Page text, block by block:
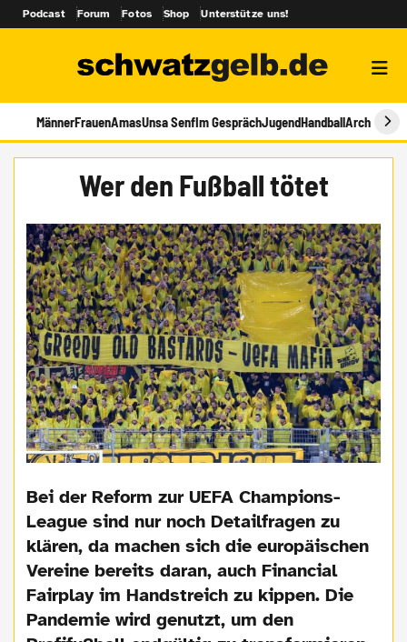
Podcast Forum Fotos Shop Unterstütze uns!
MännerFrauenAmasUnsa SenfIm GesprächJugendHandballArchiv
Wer den Fußball tötet
Bei der Reform zur UEFA Champions-
League sind nur noch Detailfragen zu
klären, da machen sich die europäischen
Vereine bereits daran, auch Financial
Fairplay im Handstreich zu kippen. Die
Pandemie wird genutzt, um den